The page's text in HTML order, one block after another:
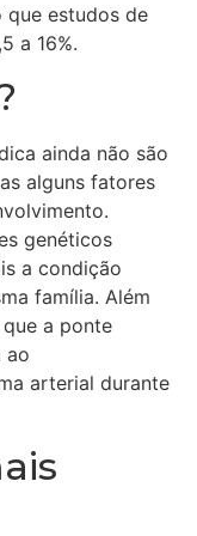
estudos de
a 16%.
ainda não são
alguns fatores
genéticos
a condição
família. Além
a ponte
ao
arterial durante